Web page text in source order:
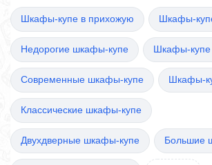
Шкафы-купе в прихожую Шкафы-
Недорогие шкафы-купе Шкафы-купе
Современные шкафы-купе Шкафы-
Классические шкафы-купе
Двухдверные шкафы-купе Большие